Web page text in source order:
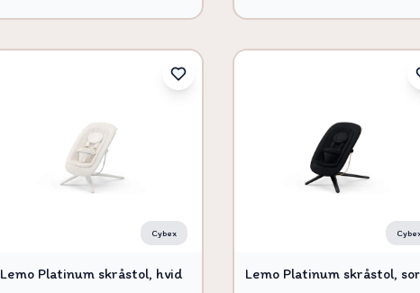
Cybex
Lemo Platinum skråstol, hvid Lemo Platinum skråstol,